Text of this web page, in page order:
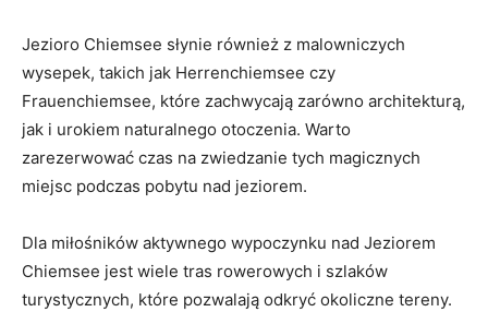
Jezioro Chiemsee słynie również z⁣ malowniczych
wysepek, takich jak Herrenchiemsee czy
Frauenchiemsee, które zachwycają zarówno architekturą,
jak i urokiem naturalnego otoczenia. Warto
zarezerwować czas na zwiedzanie tych magicznych
miejsc podczas pobytu nad jeziorem.
Dla miłośników aktywnego wypoczynku nad Jeziorem
Chiemsee jest ⁣wiele tras rowerowych i szlaków
turystycznych, które pozwalają odkryć okoliczne tereny.